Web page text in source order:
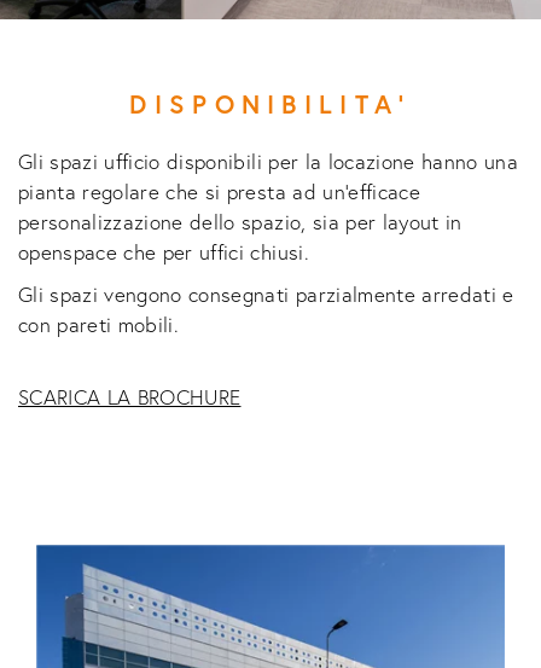
DISPONIBILITA'
Gli spazi ufficio disponibili per la locazione hanno una
pianta regolare che si presta ad un'efficace
personalizzazione dello spazio, sia per layout in
openspace che per uffici chiusi.
Gli spazi vengono consegnati parzialmente arredati e
con pareti mobili.
SCARICA LA BROCHURE